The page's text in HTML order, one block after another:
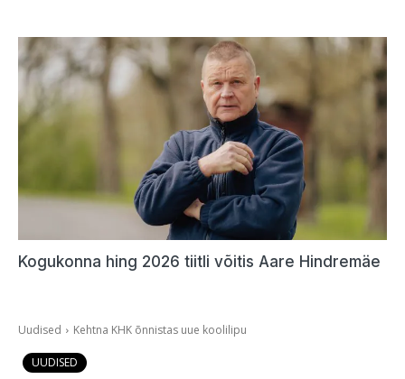
Kogukonna hing 2026 tiitli võitis Aare Hindremäe